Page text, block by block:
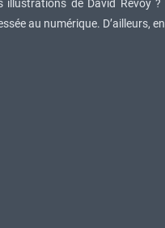
illustrations de David Revoy
au numérique. D’ailleurs,